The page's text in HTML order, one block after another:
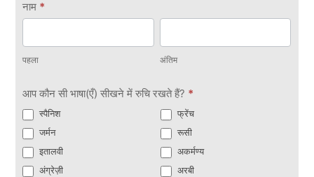
संपर्क
में
रहो
नाम *
पहला अंतिम
आप कौन सी भाषा(एँ) सीखने में रुचि रखते हैं? *
स्पैनिश
फ्रेंच
जर्मन
रूसी
इतालवी
अकर्मण्य
अंग्रेज़ी
अरबी